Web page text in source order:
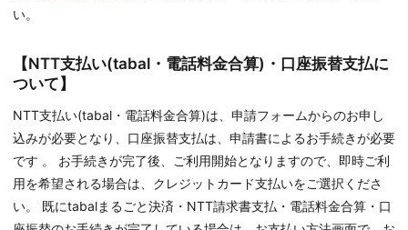
い。
【NTT支払い(tabal・電話料金合算)・口座振替支払に
ついて】
NTT支払い(tabal・電話料金合算)は、申請フォームからのお申し
込みが必要となり、口座振替支払は、申請書によるお手続きが必要
です 。 お手続きが完了後、ご利用開始となりますので、即時ご利
用を希望される場合は、クレジットカード支払いをご選択くださ
い。 既にtabalまるごと決済・NTT請求書支払・電話料金合算・口